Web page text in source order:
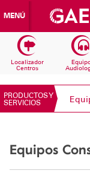
MENÚ
Localizador
Centros
PRODUCTOS Y
SERVICIOS
Equipos Audiología
Equipos